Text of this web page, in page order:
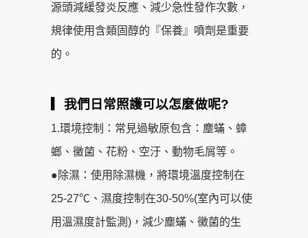
源頭減緩發炎反應、減少急性發作次數，
規律使用含類固醇的『保養』噴劑是重要
的。
▎我們日常照護可以怎麼做呢?
1.環境控制：常見過敏原包含：塵蟎、蟑
螂、黴菌、花粉、空汙、動物毛屑等。
●除濕：使用除濕機，將環境溫度控制在
25-27℃、濕度控制在30-50%(室內可以使
用溫濕度計監測)，減少塵蟎、黴菌的生